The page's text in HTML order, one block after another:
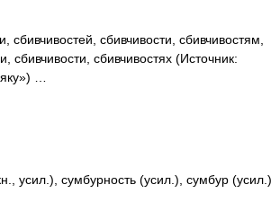
сбивчивостей, сбивчивости, сбивчивостям,
сбивчивости, сбивчивостях (Источник:
…
усил.), сумбурность (усил.), сумбур (усил.)